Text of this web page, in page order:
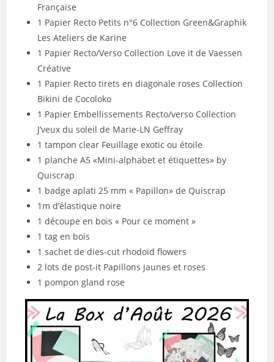
Française
1 Papier Recto Petits n°6 Collection Green&Graphik
Les Ateliers de Karine
1 Papier Recto/Verso Collection Love it de Vaessen
Créative
1 Papier Recto tirets en diagonale roses Collection
Bikini de Cocoloko
1 Papier Embellissements Recto/verso Collection
J’veux du soleil de Marie-LN Geffray
1 tampon clear Feuillage exotic ou étoile
1 planche A5 «Mini-alphabet et étiquettes» by
Quiscrap
1 badge aplati 25 mm « Papillon» de Quiscrap
1m d’élastique noire
1 découpe en bois « Pour ce moment »
1 tag en bois
1 sachet de dies-cut rhodoïd flowers
2 lots de post-it Papillons jaunes et roses
1 pompon gland rose